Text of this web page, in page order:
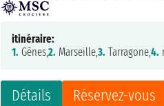
Détails Réservez-vous
itinéraire:
1. Gênes,2. Marseille,3. Tarragone,4.